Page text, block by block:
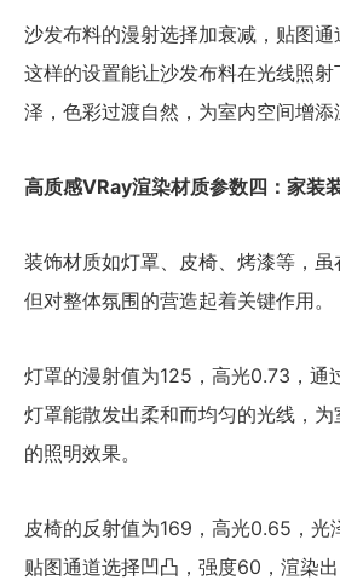
沙发布料的漫射选择加衰减，贴图通
这样的设置能让沙发布料在光线照
泽，色彩过渡自然，为室内空间增添
高质感VRay渲染材质参数四：家装
装饰材质如灯罩、皮椅、烤漆等，虽
但对整体氛围的营造起着关键作用。
灯罩的漫射值为125，高光0.73，通
灯罩能散发出柔和而均匀的光线，
的照明效果。
皮椅的反射值为169，高光0.65，光
贴图通道选择凹凸，强度60，渲染